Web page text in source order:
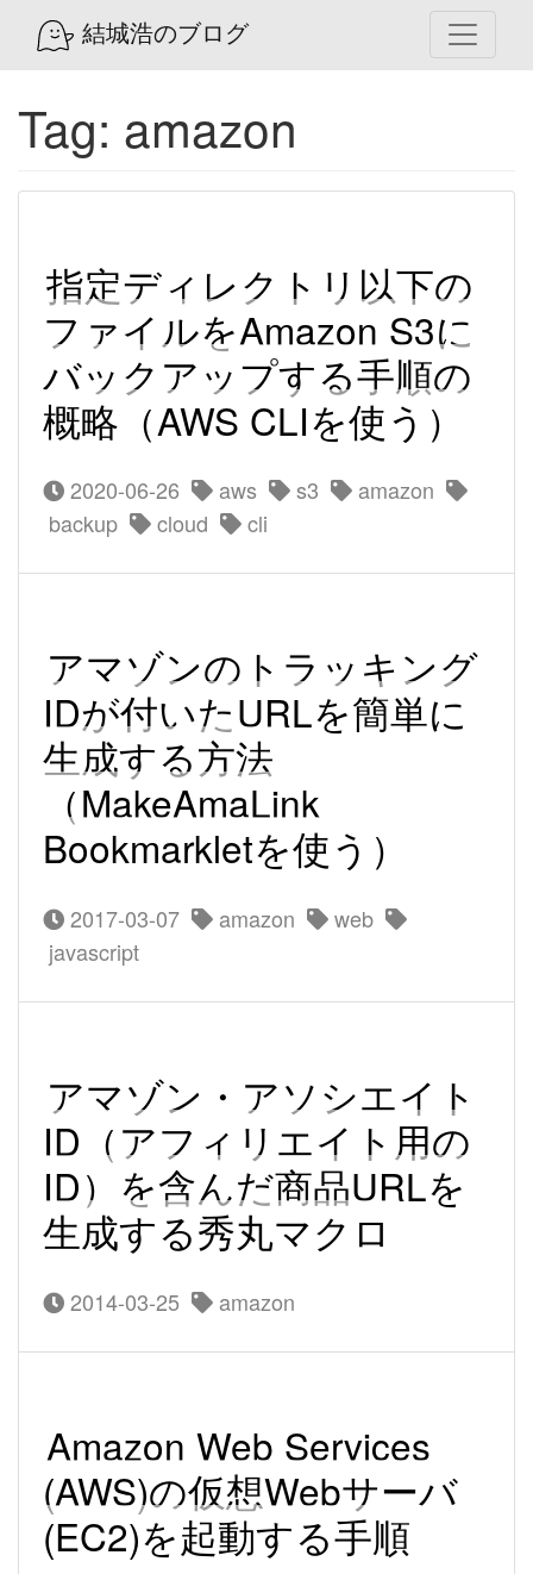
結城浩のブログ
Tag: amazon
指定ディレクトリ以下の
ファイルをAmazon S3に
バックアップする手順の
概略（AWS CLIを使う）
2020-06-26 aws s3
amazon
backup
cloud cli
アマゾンのトラッキング
IDが付いたURLを簡単に
生成する方法
（MakeAmaLink
Bookmarkletを使う）
2017-03-07 amazon
web
javascript
アマゾン・アソシエイト
ID（アフィリエイト用の
ID）を含んだ商品URLを
生成する秀丸マクロ
2014-03-25 amazon
Amazon Web Services
(AWS)の仮想Webサーバ
(EC2)を起動する手順